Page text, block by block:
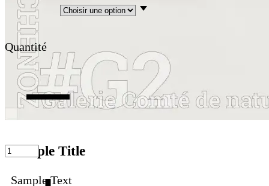
Sample Title
Sample Text
Quantité